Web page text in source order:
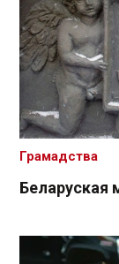
Беларуская
Грамадства